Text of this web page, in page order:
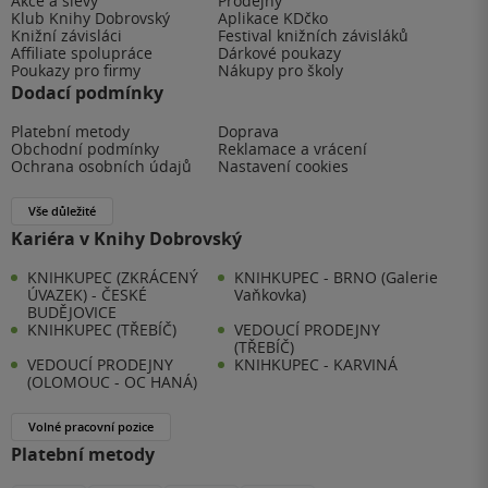
Klub Knihy Dobrovský
Aplikace KDčko
Knižní závisláci
Festival knižních závisláků
Affiliate spolupráce
Dárkové poukazy
Poukazy pro firmy
Nákupy pro školy
Dodací podmínky
Platební metody
Doprava
Obchodní podmínky
Reklamace a vrácení
Ochrana osobních údajů
Nastavení cookies
Vše důležité
Kariéra v Knihy Dobrovský
KNIHKUPEC (ZKRÁCENÝ
ÚVAZEK) - ČESKÉ
BUDĚJOVICE
KNIHKUPEC - BRNO (Galerie
Vaňkovka)
KNIHKUPEC (TŘEBÍČ)
VEDOUCÍ PRODEJNY
(TŘEBÍČ)
VEDOUCÍ PRODEJNY
(OLOMOUC - OC HANÁ)
KNIHKUPEC - KARVINÁ
Volné pracovní pozice
Platební metody